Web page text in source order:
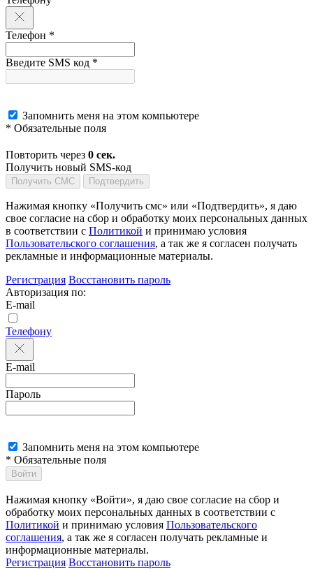
Телефон *
Введите SMS код *
Запомнить меня на этом компьютере
* Обязательные поля
Повторить через 0 сек.
Получить новый SMS-код
Получить СМС Подтвердить
Нажимая кнопку «Получить смс» или «Подтвердить», я даю
свое согласие на сбор и обработку моих персональных данных
в соответствии с Политикой и принимаю условия
Пользовательского соглашения, а так же я согласен получать
рекламные и информационные материалы.
Регистрация Восстановить пароль
Авторизация по:
E-mail
Телефону
E-mail
Пароль
Запомнить меня на этом компьютере
* Обязательные поля
Войти
Нажимая кнопку «Войти», я даю свое согласие на сбор и
обработку моих персональных данных в соответствии с
Политикой и принимаю условия Пользовательского
соглашения, а так же я согласен получать рекламные и
информационные материалы.
Регистрация Восстановить пароль